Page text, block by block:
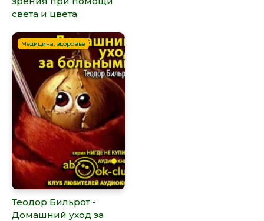
света и цвета
Медицина, здоровье
Теодор Бильрот -
Домашний уход за